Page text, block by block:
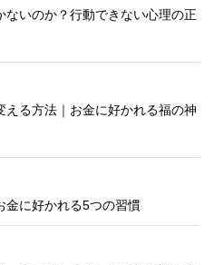
ないのか？行動できない心理の正
える方法｜お金に好かれる福の神
金に好かれる5つの習慣